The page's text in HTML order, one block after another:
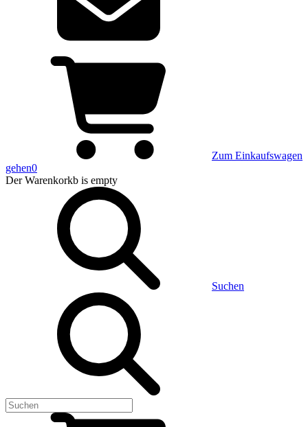
Zum Einkaufswagen
gehen0
Der Warenkorkb is empty
Suchen